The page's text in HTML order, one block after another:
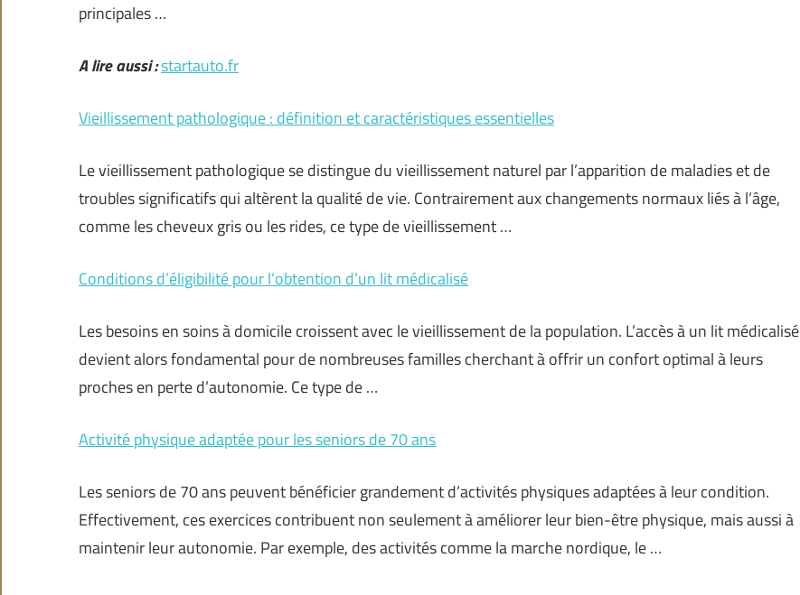
principales …
A lire aussi :startauto.fr
Vieillissement pathologique : définition et caractéristiques essentielles
Le vieillissement pathologique se distingue du vieillissement naturel par l’apparition de maladies et de
troubles significatifs qui altèrent la qualité de vie. Contrairement aux changements normaux liés à l’âge,
comme les cheveux gris ou les rides, ce type de vieillissement …
Conditions d’éligibilité pour l’obtention d’un lit médicalisé
Les besoins en soins à domicile croissent avec le vieillissement de la population. L’accès à un lit médicalisé
devient alors fondamental pour de nombreuses familles cherchant à offrir un confort optimal à leurs
proches en perte d’autonomie. Ce type de …
Activité physique adaptée pour les seniors de 70 ans
Les seniors de 70 ans peuvent bénéficier grandement d’activités physiques adaptées à leur condition.
Effectivement, ces exercices contribuent non seulement à améliorer leur bien-être physique, mais aussi à
maintenir leur autonomie. Par exemple, des activités comme la marche nordique, le …